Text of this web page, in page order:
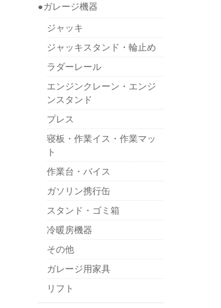
●ガレージ機器
ジャッキ
ジャッキスタンド・輪止め
ラダーレール
エンジンクレーン・エンジ
ンスタンド
プレス
寝板・作業イス・作業マッ
ト
作業台・バイス
ガソリン携行缶
スタンド・ゴミ箱
冷暖房機器
その他
ガレージ用家具
リフト